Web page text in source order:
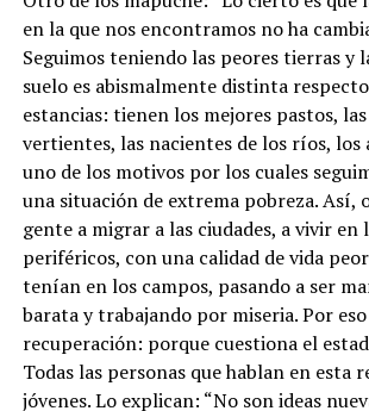
en la que nos encontramos no ha
Seguimos teniendo las peores tierras y
suelo es abismalmente distinta
estancias: tienen los mejores pastos,
vertientes, las nacientes de los ríos, los
uno de los motivos por los cuales
una situación de extrema pobreza. Así,
gente a migrar a las ciudades, a vivir en
periféricos, con una calidad de vida
tenían en los campos, pasando a ser
barata y trabajando por miseria. Por
recuperación: porque cuestiona el
Todas las personas que hablan en esta
jóvenes. Lo explican: “No son ideas